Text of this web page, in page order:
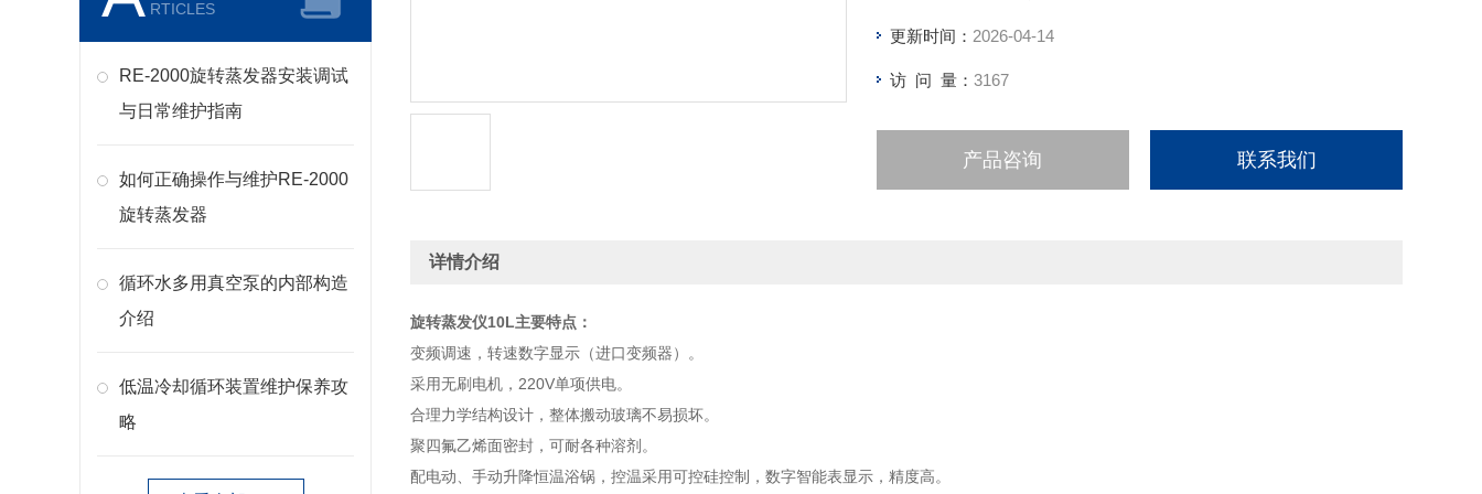
RTICLES
RE-2000旋转蒸发器安装调试
与日常维护指南
如何正确操作与维护RE-2000
旋转蒸发器
循环水多用真空泵的内部构造
介绍
低温冷却循环装置维护保养攻
略
更新时间： 2026-04-14
访 问 量： 3167
产品咨询 联系我们
详情介绍
旋转蒸发仪10L主要特点：
变频调速，转速数字显示（进口变频器）。
采用无刷电机，220V单项供电。
合理力学结构设计，整体搬动玻璃不易损坏。
聚四氟乙烯面密封，可耐各种溶剂。
配电动、手动升降恒温浴锅，控温采用可控硅控制，数字智能表显示，精度高。